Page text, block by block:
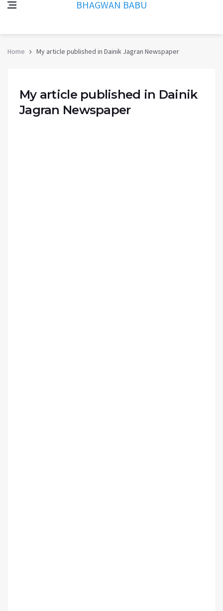
BHAGWAN BABU
Home My article published in Dainik Jagran Newspaper
My article published in Dainik
Jagran Newspaper